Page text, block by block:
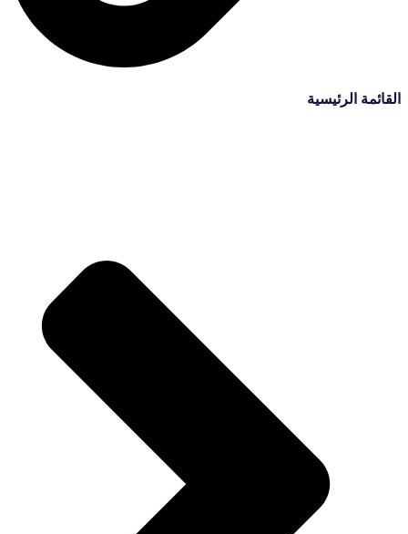
القائمة الرئيسية